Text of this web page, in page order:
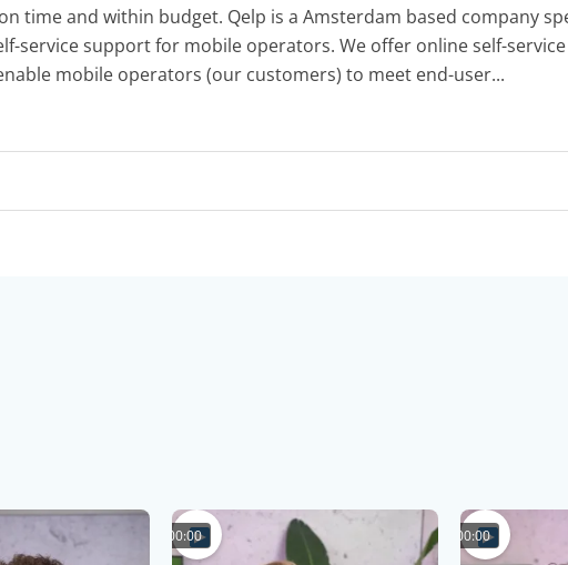
time and within budget. Qelp is a Amsterdam based company
service support for mobile operators. We offer online self-
mobile operators (our customers) to meet end-user...
00:00 00:00